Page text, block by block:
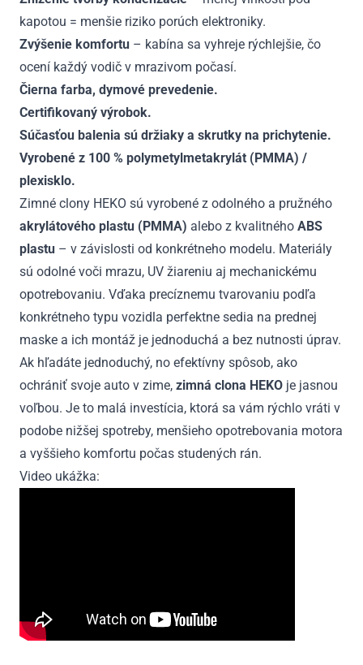
kapotou = menšie riziko porúch elektroniky.
Zvýšenie komfortu – kabína sa vyhreje rýchlejšie, čo
ocení každý vodič v mrazivom počasí.
Čierna farba, dymové prevedenie.
Certifikovaný výrobok.
Súčasťou balenia sú držiaky a skrutky na prichytenie.
Vyrobené z 100 % polymetylmetakrylát (PMMA) /
plexisklo.
Zimné clony HEKO sú vyrobené z odolného a pružného
akrylátového plastu (PMMA) alebo z kvalitného ABS
plastu – v závislosti od konkrétneho modelu. Materiály
sú odolné voči mrazu, UV žiareniu aj mechanickému
opotrebovaniu. Vďaka precíznemu tvarovaniu podľa
konkrétneho typu vozidla perfektne sedia na prednej
maske a ich montáž je jednoduchá a bez nutnosti úprav.
Ak hľadáte jednoduchý, no efektívny spôsob, ako
ochrániť svoje auto v zime, zimná clona HEKO je jasnou
voľbou. Je to malá investícia, ktorá sa vám rýchlo vráti v
podobe nižšej spotreby, menšieho opotrebovania motora
a vyššieho komfortu počas studených rán.
Video ukážka: